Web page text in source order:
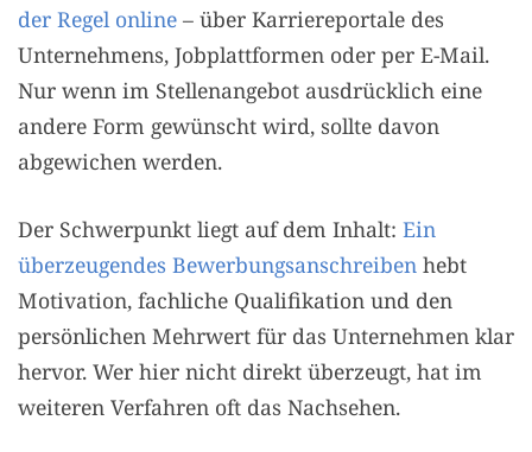
der Regel online – über Karriereportale des
Unternehmens, Jobplattformen oder per E-Mail.
Nur wenn im Stellenangebot ausdrücklich eine
andere Form gewünscht wird, sollte davon
abgewichen werden.
Der Schwerpunkt liegt auf dem Inhalt: Ein
überzeugendes Bewerbungsanschreiben hebt
Motivation, fachliche Qualifikation und den
persönlichen Mehrwert für das Unternehmen klar
hervor. Wer hier nicht direkt überzeugt, hat im
weiteren Verfahren oft das Nachsehen.